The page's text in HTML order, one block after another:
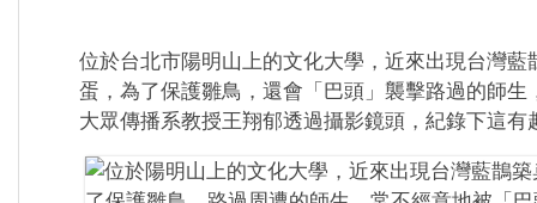
位於台北市陽明山上的文化大學，近來出現台灣藍
蛋，為了保護雛鳥，還會「巴頭」襲擊路過的師生
大眾傳播系教授王翔郁透過攝影鏡頭，紀錄下這有